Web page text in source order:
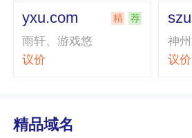
yxu.com 精 荐
雨轩、游戏悠
议价
神
议价
精品域名